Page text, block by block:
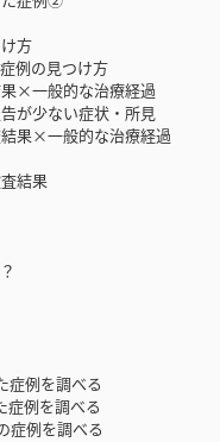
方
例の見つけ方
×一般的な治療経過
が少ない症状・所見
果×一般的な治療経過
結果
症例を調べる
症例を調べる
症例を調べる